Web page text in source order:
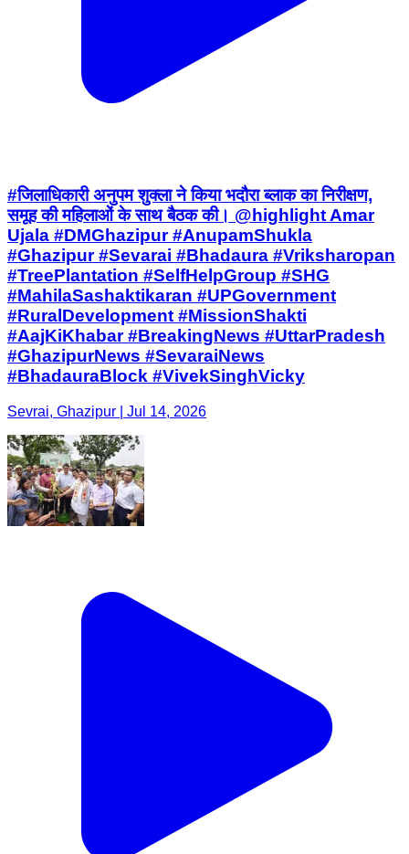
#जिलाधिकारी अनुपम शुक्ला ने किया भदौरा ब्लाक का निरीक्षण,
समूह की महिलाओं के साथ बैठक की। @highlight Amar
Ujala #DMGhazipur #AnupamShukla
#Ghazipur #Sevarai #Bhadaura #Vriksharopan
#TreePlantation #SelfHelpGroup #SHG
#MahilaSashaktikaran #UPGovernment
#RuralDevelopment #MissionShakti
#AajKiKhabar #BreakingNews #UttarPradesh
#GhazipurNews #SevaraiNews
#BhadauraBlock #VivekSinghVicky
Sevrai, Ghazipur | Jul 14, 2026